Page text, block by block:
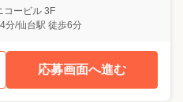
コービル 3F
分/仙台駅 徒歩6分
応募画面へ進む